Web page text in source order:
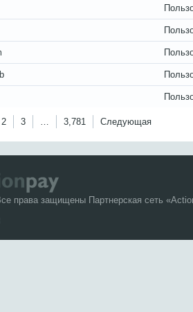
2 3 … 3,781 Следующая
права защищены Партнерская сеть «